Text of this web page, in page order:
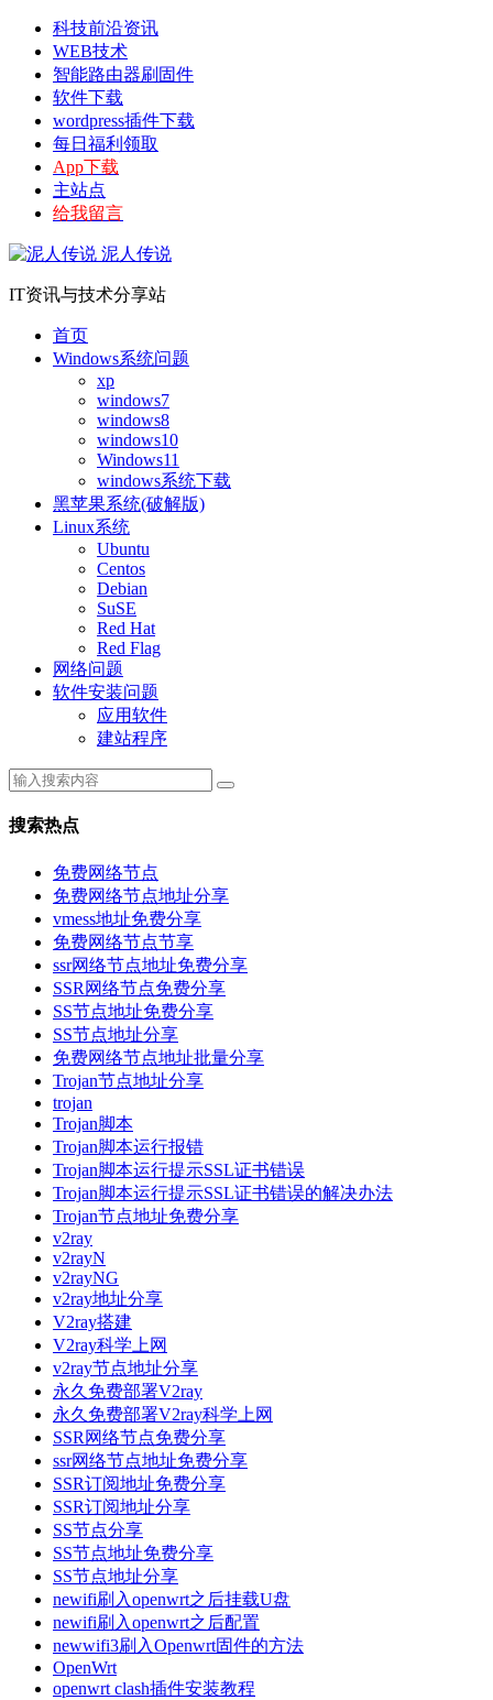
科技前沿资讯
WEB技术
智能路由器刷固件
软件下载
wordpress插件下载
每日福利领取
App下载
主站点
给我留言
泥人传说
IT资讯与技术分享站
首页
Windows系统问题
xp
windows7
windows8
windows10
Windows11
windows系统下载
黑苹果系统(破解版)
Linux系统
Ubuntu
Centos
Debian
SuSE
Red Hat
Red Flag
网络问题
软件安装问题
应用软件
建站程序
搜索热点
免费网络节点
免费网络节点地址分享
vmess地址免费分享
免费网络节点节享
ssr网络节点地址免费分享
SSR网络节点免费分享
SS节点地址免费分享
SS节点地址分享
免费网络节点地址批量分享
Trojan节点地址分享
trojan
Trojan脚本
Trojan脚本运行报错
Trojan脚本运行提示SSL证书错误
Trojan脚本运行提示SSL证书错误的解决办法
Trojan节点地址免费分享
v2ray
v2rayN
v2rayNG
v2ray地址分享
V2ray搭建
V2ray科学上网
v2ray节点地址分享
永久免费部署V2ray
永久免费部署V2ray科学上网
SSR网络节点免费分享
ssr网络节点地址免费分享
SSR订阅地址免费分享
SSR订阅地址分享
SS节点分享
SS节点地址免费分享
SS节点地址分享
newifi刷入openwrt之后挂载U盘
newifi刷入openwrt之后配置
newwifi3刷入Openwrt固件的方法
OpenWrt
openwrt clash插件安装教程